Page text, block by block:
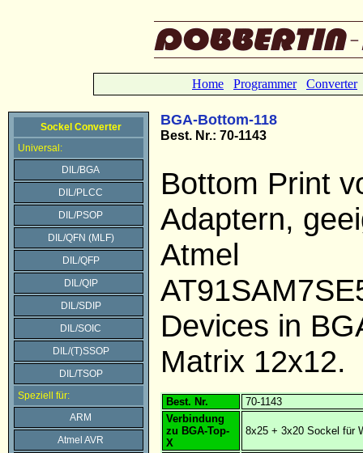
Home Programmer Converter
Sockel Converter
Universal:
DIL/BGA
DIL/PLCC
DIL/PSOP
DIL/QFN (MLF)
DIL/QFP
DIL/QIP
DIL/SDIP
DIL/SOIC
DIL/(T)SSOP
DIL/TSOP
Speziell für:
ARM
Atmel AVR
BGA-Bottom-118
Best. Nr.: 70-1143
Bottom Print
Adaptern,
Atmel
Devices in
Matrix 12x12.
Best. Nr.
70-1143
Verbindung
zu BGA-Top-
X
8x25 + 3x20 Sockel für